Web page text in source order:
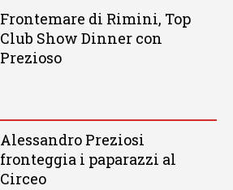
Frontemare di Rimini, Top
Club Show Dinner con
Prezioso
Alessandro Preziosi
fronteggia i paparazzi al
Circeo